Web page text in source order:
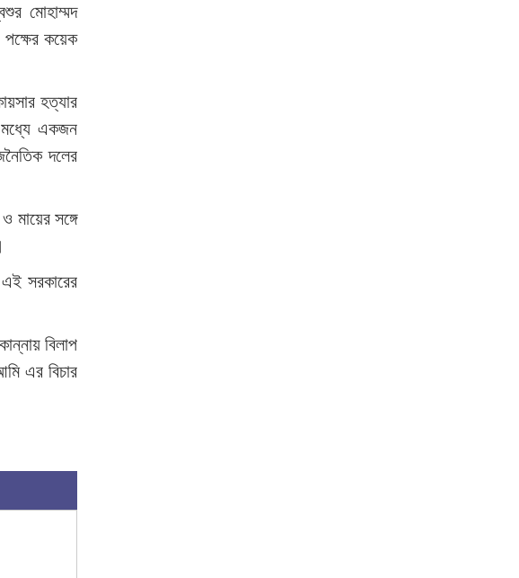
মোহাম্মদ
পক্ষের কয়েক
হত্যার
মধ্যে একজন
দলের
মায়ের সঙ্গে
সরকারের
বিলাপ
এর বিচার